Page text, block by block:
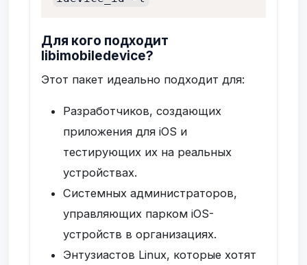
Для кого подходит
libimobiledevice?
Этот пакет идеально подходит для:
Разработчиков, создающих
приложения для iOS и
тестирующих их на реальных
устройствах.
Системных администраторов,
управляющих парком iOS-
устройств в организациях.
Энтузиастов Linux, которые хотят